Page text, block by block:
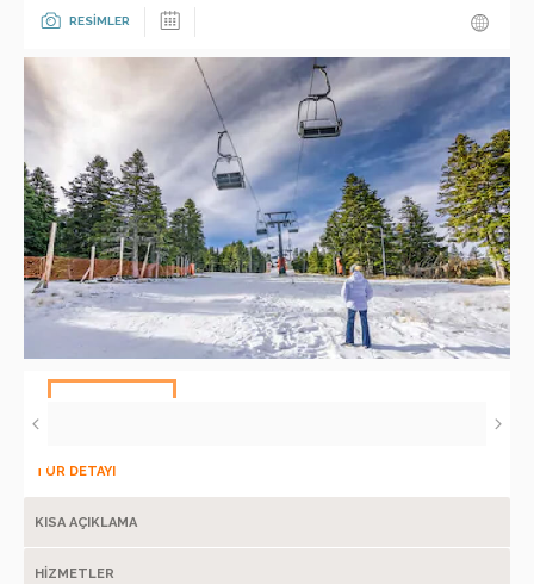
RESİMLER
TUR DETAYI
KISA AÇIKLAMA
HİZMETLER